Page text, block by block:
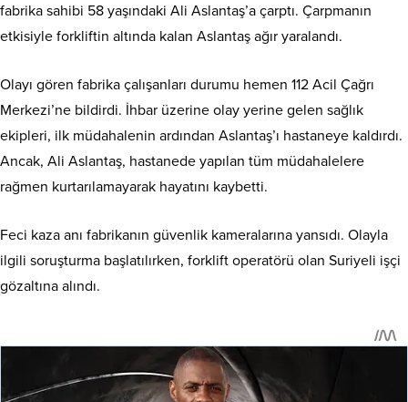
fabrika sahibi 58 yaşındaki Ali Aslantaş’a çarptı. Çarpmanın
etkisiyle forkliftin altında kalan Aslantaş ağır yaralandı.
Olayı gören fabrika çalışanları durumu hemen 112 Acil Çağrı
Merkezi’ne bildirdi. İhbar üzerine olay yerine gelen sağlık
ekipleri, ilk müdahalenin ardından Aslantaş’ı hastaneye kaldırdı.
Ancak, Ali Aslantaş, hastanede yapılan tüm müdahalelere
rağmen kurtarılamayarak hayatını kaybetti.
Feci kaza anı fabrikanın güvenlik kameralarına yansıdı. Olayla
ilgili soruşturma başlatılırken, forklift operatörü olan Suriyeli işçi
gözaltına alındı.